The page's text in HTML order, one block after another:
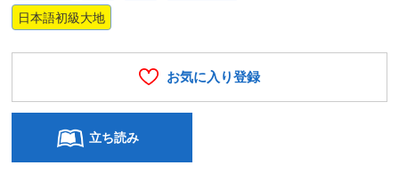
日本語初級大地
お気に入り登録
立ち読み